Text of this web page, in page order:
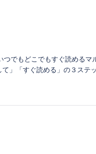
でもどこでもすぐ読めるマ
」「すぐ読める」の３ステ